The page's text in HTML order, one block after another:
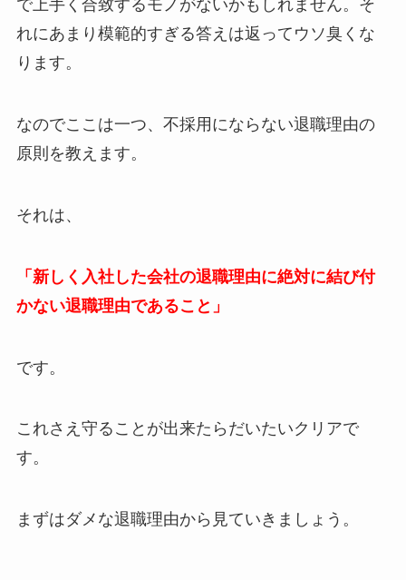
で上手く合致するモノがないかもしれません。そ
れにあまり模範的すぎる答えは返ってウソ臭くな
ります。
なのでここは一つ、不採用にならない退職理由の
原則を教えます。
それは、
「新しく入社した会社の退職理由に絶対に結び付
かない退職理由であること」
です。
これさえ守ることが出来たらだいたいクリアで
す。
まずはダメな退職理由から見ていきましょう。